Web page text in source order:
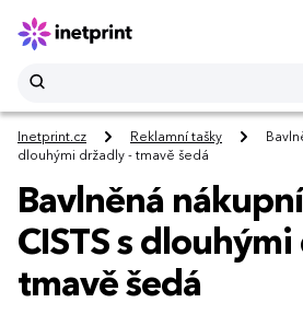
Inetprint.cz Reklamní tašky
dlouhými držadly - tmavě šedá
Bavlněná
CISTS s
tmavě šedá